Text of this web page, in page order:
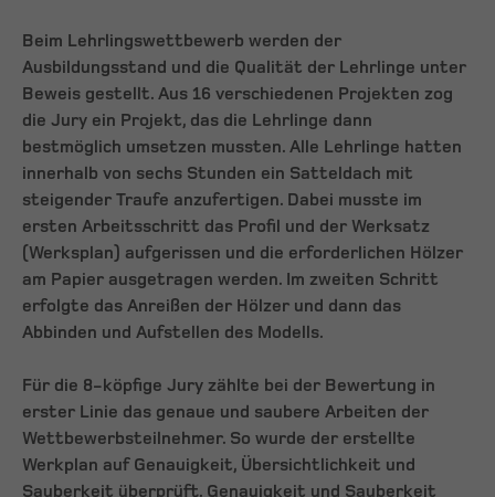
Beim Lehrlingswettbewerb werden der
Ausbildungsstand und die Qualität der Lehrlinge unter
Beweis gestellt. Aus 16 verschiedenen Projekten zog
die Jury ein Projekt, das die Lehrlinge dann
bestmöglich umsetzen mussten. Alle Lehrlinge hatten
innerhalb von sechs Stunden ein Satteldach mit
steigender Traufe anzufertigen. Dabei musste im
ersten Arbeitsschritt das Profil und der Werksatz
(Werksplan) aufgerissen und die erforderlichen Hölzer
am Papier ausgetragen werden. Im zweiten Schritt
erfolgte das Anreißen der Hölzer und dann das
Abbinden und Aufstellen des Modells.
Für die 8-köpfige Jury zählte bei der Bewertung in
erster Linie das genaue und saubere Arbeiten der
Wettbewerbsteilnehmer. So wurde der erstellte
Werkplan auf Genauigkeit, Übersichtlichkeit und
Sauberkeit überprüft. Genauigkeit und Sauberkeit